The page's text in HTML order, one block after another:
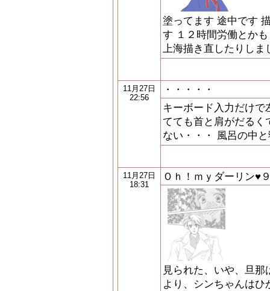
塗ってます 途中です
す １２時間労働とか
上海描き直したりしま
11月27日
22:56
・・・・・
キーボード入力だけで
てても首と肩がだるく
ない・・・ 風呂の中
11月27日
18:31
Ｏｈ！ｍｙダーリン♥
見られた、いや、旦
より、シンちゃんは